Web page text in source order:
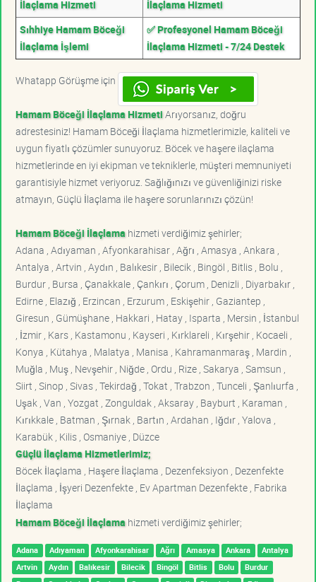
İlaçlama Hizmeti
İlaçlama Hizmeti
Sıhhiye Hamam Böceği
İlaçlama İşlemi
✅ Profesyonel Hamam Böceği
İlaçlama Hizmeti - 7/24 Destek
Whatapp Görüşme için
Hamam Böceği İlaçlama HizmetiArıyorsanız, doğru
adrestesiniz! Hamam Böceği İlaçlama hizmetlerimizle, kaliteli ve
uygun fiyatlı çözümler sunuyoruz. Böcek ve haşere ilaçlama
hizmetlerinde en iyi ekipman ve tekniklerle, müşteri memnuniyeti
garantisiyle hizmet veriyoruz. Sağlığınızı ve güvenliğinizi riske
atmayın, Güçlü İlaçlama ile haşere sorunlarınızı çözün!
Hamam Böceği İlaçlama hizmeti verdiğimiz şehirler;
Adana , Adıyaman , Afyonkarahisar , Ağrı , Amasya , Ankara ,
Antalya , Artvin , Aydın , Balıkesir , Bilecik , Bingöl , Bitlis , Bolu ,
Burdur , Bursa , Çanakkale , Çankırı , Çorum , Denizli , Diyarbakır ,
Edirne , Elazığ , Erzincan , Erzurum , Eskişehir , Gaziantep ,
Giresun , Gümüşhane , Hakkari , Hatay , Isparta , Mersin , İstanbul
, İzmir , Kars , Kastamonu , Kayseri , Kırklareli , Kırşehir , Kocaeli ,
Konya , Kütahya , Malatya , Manisa , Kahramanmaraş , Mardin ,
Muğla , Muş , Nevşehir , Niğde , Ordu , Rize , Sakarya , Samsun ,
Siirt , Sinop , Sivas , Tekirdağ , Tokat , Trabzon , Tunceli , Şanlıurfa ,
Uşak , Van , Yozgat , Zonguldak , Aksaray , Bayburt , Karaman ,
Kırıkkale , Batman , Şırnak , Bartın , Ardahan , Iğdır , Yalova ,
Karabük , Kilis , Osmaniye , Düzce
Güçlü İlaçlama Hizmetlerimiz;
Böcek İlaçlama , Haşere İlaçlama , Dezenfeksiyon , Dezenfekte
İlaçlama , İşyeri Dezenfekte , Ev Apartman Dezenfekte , Fabrika
İlaçlama
Hamam Böceği İlaçlama hizmeti verdiğimiz şehirler;
Adana Adıyaman Afyonkarahisar Ağrı Amasya Ankara
Antalya
Artvin
Aydın Balıkesir Bilecik Bingöl Bitlis Bolu
Burdur